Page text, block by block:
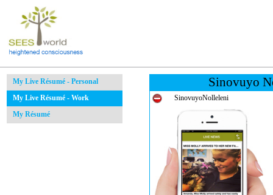
My Live Résumé - Personal
My Live Résumé - Work
My Résumé
Sinovuyo
SinovuyoNolleleni